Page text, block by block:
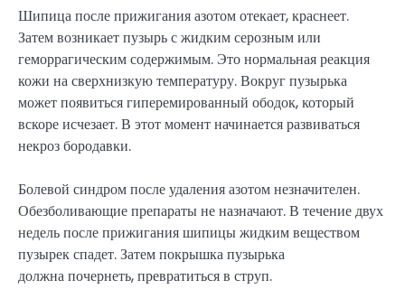
Шипица после прижигания азотом отекает, краснеет.
Затем возникает пузырь с жидким серозным или
геморрагическим содержимым. Это нормальная реакция
кожи на сверхнизкую температуру. Вокруг пузырька
может появиться гиперемированный ободок, который
вскоре исчезает. В этот момент начинается развиваться
некроз бородавки.
Болевой синдром после удаления азотом незначителен.
Обезболивающие препараты не назначают. В течение двух
недель после прижигания шипицы жидким веществом
пузырек спадет. Затем покрышка пузырька
должна почернеть, превратиться в струп.